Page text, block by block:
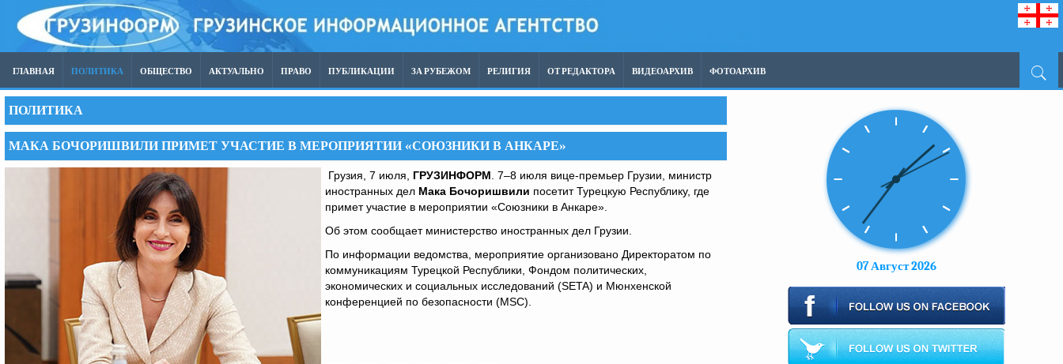
ГЛАВНАЯ ПОЛИТИКА ОБЩЕСТВО АКТУАЛЬНО ПРАВО ПУБЛИКАЦИИ ЗА РУБЕЖОМ РЕЛИГИЯ ОТ РЕДАКТОРА ВИДЕОАРХИВ ФОТОАРХИВ
ПОЛИТИКА
МАКА БОЧОРИШВИЛИ ПРИМЕТ УЧАСТИЕ В МЕРОПРИЯТИИ «СОЮЗНИКИ В АНКАРЕ»
Грузия, 7 июля, ГРУЗИНФОРМ . 7–8 июля вице-премьер Грузии, министр
иностранных дел Мака Бочоришвили посетит Турецкую Республику, где
примет участие в мероприятии «Союзники в Анкаре».
Об этом сообщает министерство иностранных дел Грузии.
По информации ведомства, мероприятие организовано Директоратом по
коммуникациям Турецкой Республики, Фондом политических,
экономических и социальных исследований (SETA) и Мюнхенской
конференцией по безопасности (MSC).
07 Август 2026